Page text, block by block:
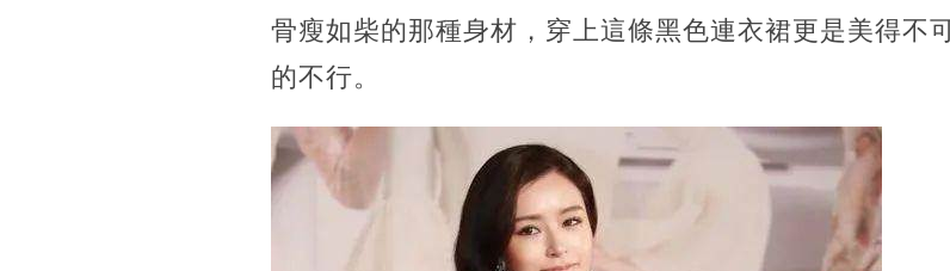
骨瘦如柴的那種身材，穿上這條黑色連衣裙更是美得不
的不行。